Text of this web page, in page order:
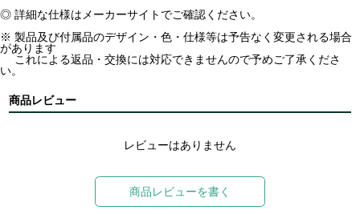
◎ 詳細な仕様はメーカーサイトでご確認ください。
※ 製品及び付属品のデザイン・色・仕様等は予告なく変更される場合
があります
これによる返品・交換には対応できませんので予めご了承くださ
い。
商品レビュー
レビューはありません
商品レビューを書く